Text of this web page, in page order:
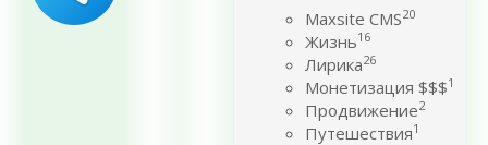
Maxsite CMS20
Жизнь16
Лирика26
Монетизация $$$1
Продвижение2
Путешествия1